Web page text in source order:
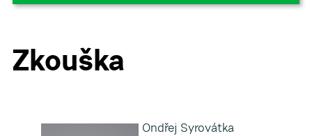
Zkouška
Ondřej Syrovátka